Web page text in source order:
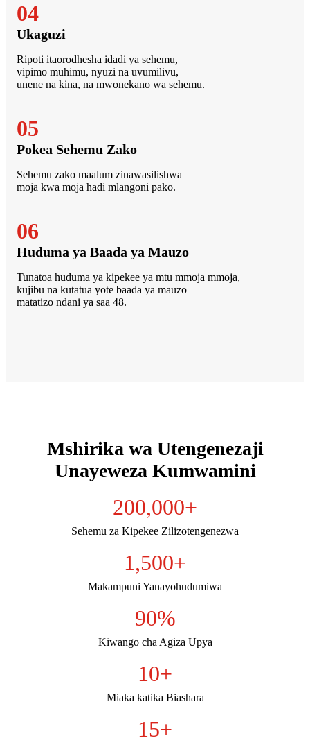
04
Ukaguzi
Ripoti itaorodhesha idadi ya sehemu,
vipimo muhimu, nyuzi na uvumilivu,
unene na kina, na mwonekano wa sehemu.
05
Pokea Sehemu Zako
Sehemu zako maalum zinawasilishwa
moja kwa moja hadi mlangoni pako.
06
Huduma ya Baada ya Mauzo
Tunatoa huduma ya kipekee ya mtu mmoja mmoja,
kujibu na kutatua yote baada ya mauzo
matatizo ndani ya saa 48.
Mshirika wa Utengenezaji
Unayeweza Kumwamini
200,000+
Sehemu za Kipekee Zilizotengenezwa
1,500+
Makampuni Yanayohudumiwa
90%
Kiwango cha Agiza Upya
10+
Miaka katika Biashara
15+